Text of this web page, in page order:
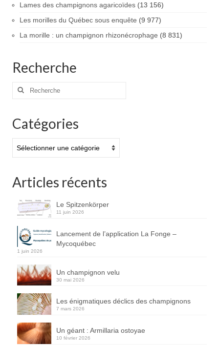
Lames des champignons agaricoïdes (13 156)
Les morilles du Québec sous enquête (9 977)
La morille : un champignon rhizonécrophage (8 831)
Recherche
Rechercher
Catégories
Articles récents
Le Spitzenkörper
11 juin 2026
Lancement de l’application La Fonge –
Mycoquébec
1 juin 2026
Un champignon velu
30 mai 2026
Les énigmatiques déclics des champignons
7 mars 2026
Un géant : Armillaria ostoyae
10 février 2026